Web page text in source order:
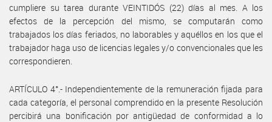
cumpliere su tarea durante VEINTIDÓS (22) días al mes. A los
efectos de la percepción del mismo, se computarán como
trabajados los días feriados, no laborables y aquéllos en los que el
trabajador haga uso de licencias legales y/o convencionales que les
correspondieren.
ARTÍCULO 4°.- Independientemente de la remuneración fijada para
cada categoría, el personal comprendido en la presente Resolución
percibirá una bonificación por antigüedad de conformidad a lo